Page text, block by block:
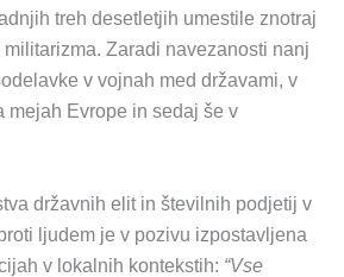
treh desetletjih umestile znotraj
Zaradi navezanosti nanj
v vojnah med državami, v
mejah Evrope in sedaj še v
državnih elit in številnih podjetij v
ljudem je v pozivu izpostavljena
v lokalnih kontekstih: “Vse